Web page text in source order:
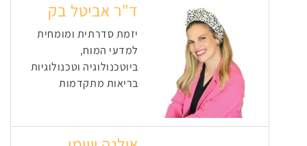
ד"ר אביטל בק
יזמת סדרתית ומומחית
למדעי המוח,
ביוטכנולוגיה וטכנולוגיות
בריאות מתקדמות